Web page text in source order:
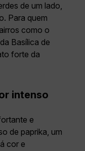
de um lado,
Para quem
como o
Basílica de
forte da
intenso
e
de paprika, um
cor e